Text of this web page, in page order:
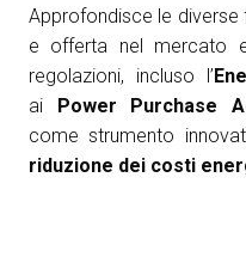
Approfondisce le
e offerta nel mercato
regolazioni, incluso l’
ai Power Purchase
come strumento
riduzione dei costi